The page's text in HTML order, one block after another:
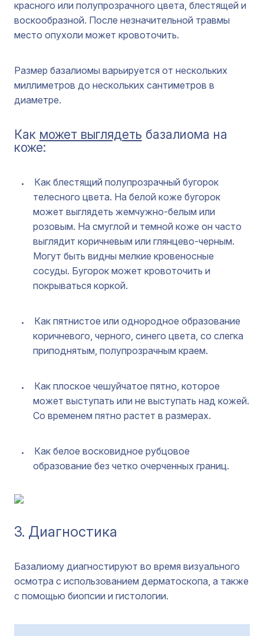
красного или полупрозрачного цвета, блестящей и
воскообразной. После незначительной травмы
место опухоли может кровоточить.
Размер базалиомы варьируется от нескольких
миллиметров до нескольких сантиметров в
диаметре.
Как может выглядеть базалиома на
коже:
Как блестящий полупрозрачный бугорок
телесного цвета. На белой коже бугорок
может выглядеть жемчужно-белым или
розовым. На смуглой и темной коже он часто
выглядит коричневым или глянцево-черным.
Могут быть видны мелкие кровеносные
сосуды. Бугорок может кровоточить и
покрываться коркой.
Как пятнистое или однородное образование
коричневого, черного, синего цвета, со слегка
приподнятым, полупрозрачным краем.
Как плоское чешуйчатое пятно, которое
может выступать или не выступать над кожей.
Со временем пятно растет в размерах.
Как белое восковидное рубцовое
образование без четко очерченных границ.
3. Диагностика
Базалиому диагностируют во время визуального
осмотра с использованием дерматоскопа, а также
с помощью биопсии и гистологии.